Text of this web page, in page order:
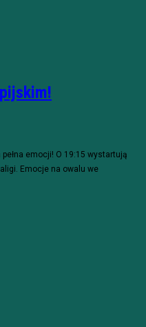
emocji! O 19:15 wystartują
Emocje na owalu we